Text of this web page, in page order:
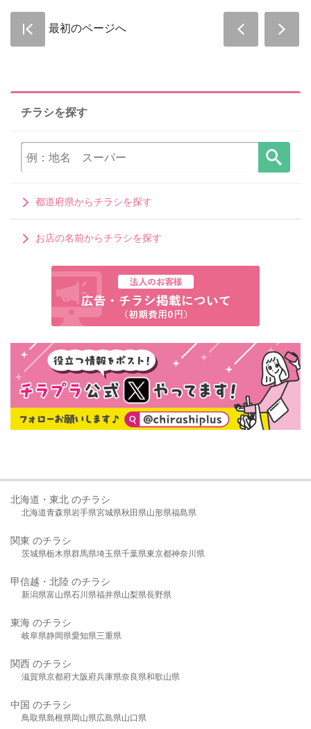
最初のページへ
チラシを探す
都道府県からチラシを探す
お店の名前からチラシを探す
北海道・東北 のチラシ
北海道青森県岩手県宮城県秋田県山形県福島県
関東 のチラシ
茨城県栃木県群馬県埼玉県千葉県東京都神奈川県
甲信越・北陸 のチラシ
新潟県富山県石川県福井県山梨県長野県
東海 のチラシ
岐阜県静岡県愛知県三重県
関西 のチラシ
滋賀県京都府大阪府兵庫県奈良県和歌山県
中国 のチラシ
鳥取県島根県岡山県広島県山口県